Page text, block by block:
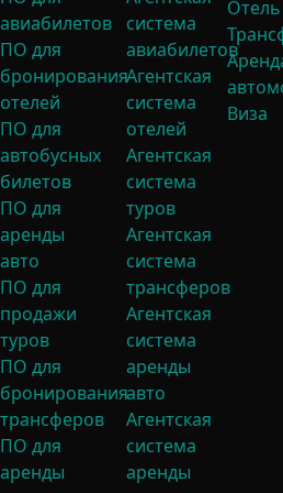
авиабилетов
ПО для
бронирования
отелей
ПО для
автобусных
билетов
ПО для
аренды
авто
ПО для
продажи
туров
ПО для
бронирования
трансферов
ПО для
аренды
система
авиабилетов
Агентская
система
отелей
Агентская
система
туров
Агентская
система
трансферов
Агентская
система
аренды
авто
Агентская
система
аренды
Отель
Виза